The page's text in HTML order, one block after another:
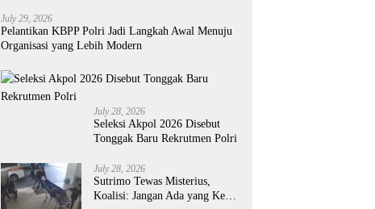
July 29, 2026
Pelantikan KBPP Polri Jadi Langkah Awal Menuju
Organisasi yang Lebih Modern
July 28, 2026
Seleksi Akpol 2026 Disebut
Tonggak Baru Rekrutmen Polri
July 28, 2026
Sutrimo Tewas Misterius,
Koalisi: Jangan Ada yang Kebal